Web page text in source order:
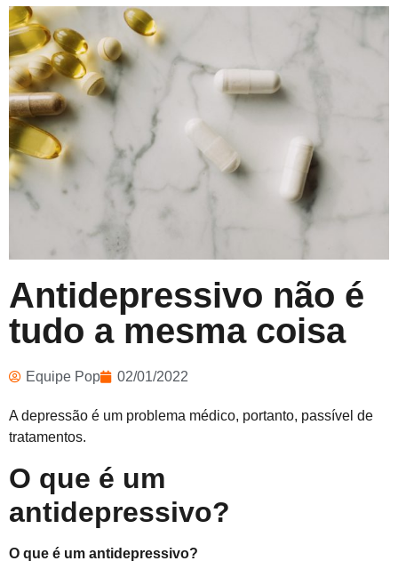
Antidepressivo não é
tudo a mesma coisa
Equipe Pop 02/01/2022
A depressão é um problema médico, portanto, passível de
tratamentos.
O que é um
antidepressivo?
O que é um antidepressivo?